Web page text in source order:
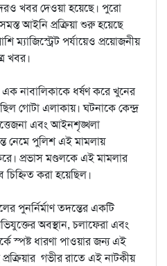
খবর দেওয়া হয়েছে। পুরো
আইনি প্রক্রিয়া শুরু হয়েছে
ম্যাজিস্ট্রেট পর্যায়েও প্রয়োজনীয়
খবর।
নাবালিকাকে ধর্ষণ করে খুনের
গোটা এলাকায়। ঘটনাকে কেন্দ্র
এবং আইনশৃঙ্খলা
নেমে পুলিশ এই মামলায়
প্রভাস মণ্ডলকে এই মামলার
করা হয়েছিল।
পুনর্নির্মাণ তদন্তের একটি
অবস্থান, চলাফেরা এবং
স্পষ্ট ধারণা পাওয়ার জন্য এই
গভীর রাতে এই নাটকীয়